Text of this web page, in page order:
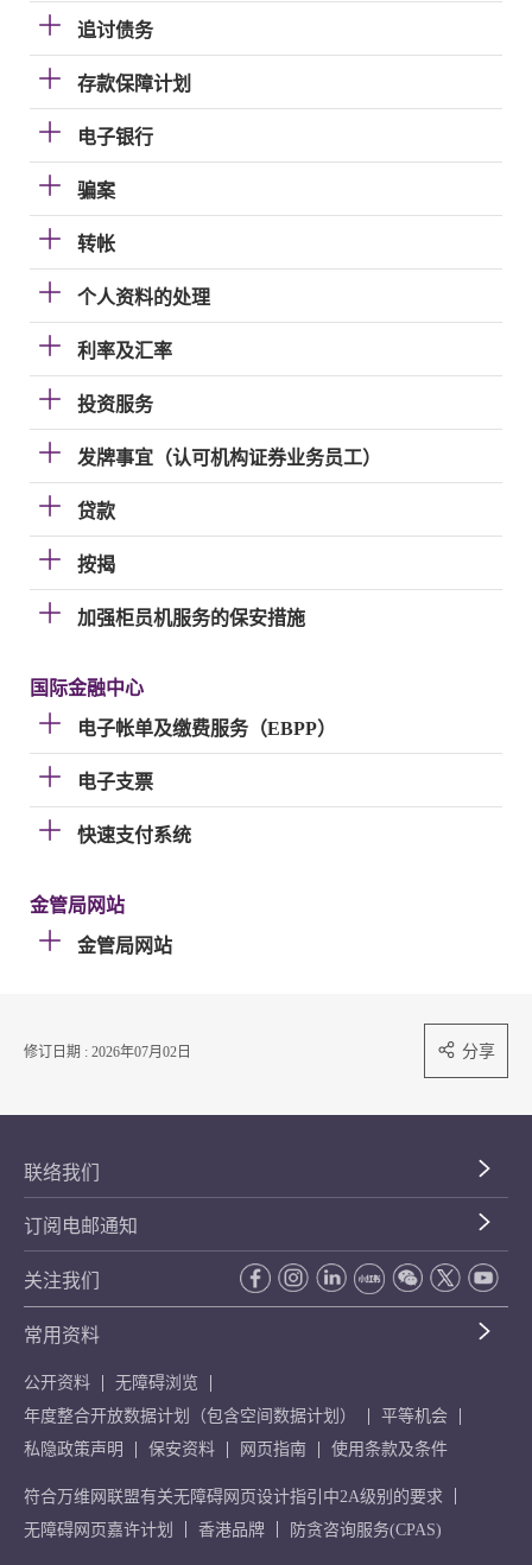
追讨债务
存款保障计划
电子银行
骗案
转帐
个人资料的处理
利率及汇率
投资服务
发牌事宜（认可机构证券业务员工）
贷款
按揭
加强柜员机服务的保安措施
国际金融中心
电子帐单及缴费服务（EBPP）
电子支票
快速支付系统
金管局网站
金管局网站
修订日期 : 2026年07月02日 分享
联络我们
订阅电邮通知
关注我们
常用资料
公开资料
无障碍浏览
年度整合开放数据计划（包含空间数据计划）
平等机会
私隐政策声明
保安资料 网页指南 使用条款及条件
符合万维网联盟有关无障碍网页设计指引中2A级别的要求
无障碍网页嘉许计划
香港品牌 防贪咨询服务(CPAS)